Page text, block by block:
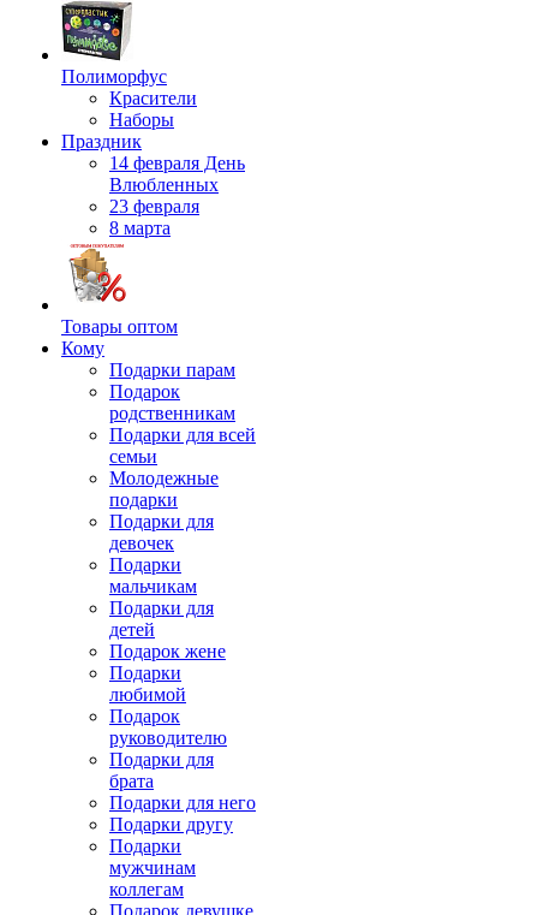
Полиморфус
Красители
Наборы
Праздник
14 февраля День
Влюбленных
23 февраля
8 марта
Товары оптом
Кому
Подарки парам
Подарок
родственникам
Подарки для всей
семьи
Молодежные
подарки
Подарки для
девочек
Подарки
мальчикам
Подарки для
детей
Подарок жене
Подарки
любимой
Подарок
руководителю
Подарки для
брата
Подарки для него
Подарки другу
Подарки
мужчинам
коллегам
Подарок девушке